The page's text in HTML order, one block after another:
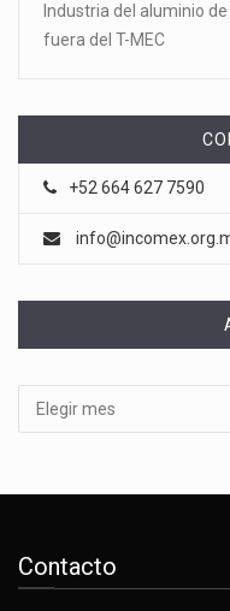
Industria del aluminio
fuera del T-MEC
+52 664 627 7590
Contacto